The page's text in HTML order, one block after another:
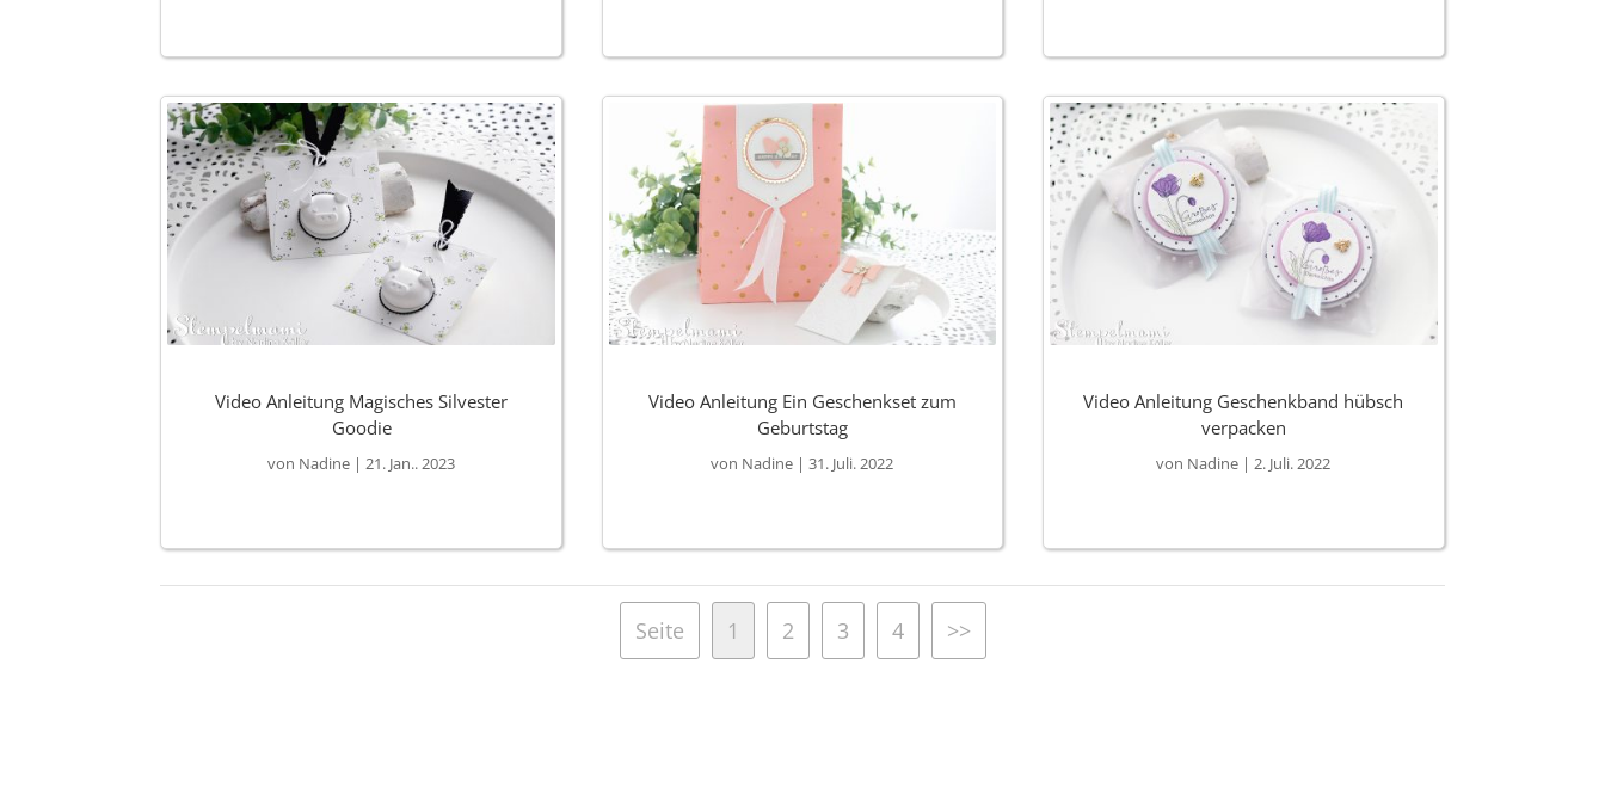
Video Anleitung Magisches Silvester
Goodie
von Nadine |21. Jan.. 2023
Video Anleitung Ein Geschenkset zum
Geburtstag
von Nadine |31. Juli. 2022
Video Anleitung Geschenkband hübsch
verpacken
von Nadine |2. Juli. 2022
Seite 1 2 3 4 >>